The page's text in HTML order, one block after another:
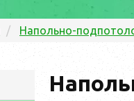
Напольно-